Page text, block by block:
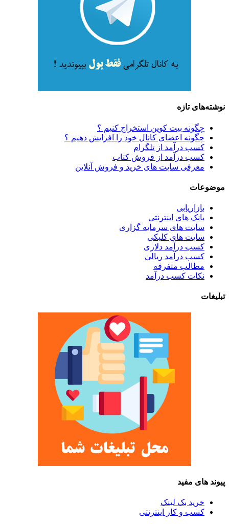
نوشته‌های تازه
چگونه بیت کوین استخراج کنیم ؟
چگونه اعضای کانال خود را افزایش دهیم ؟
کسب درآمد از تلگرام
کسب درآمد از فروش کتاب
معرفی سایت های خرید و فروش آنلاین
موضوعات
بازاریابی
بانک های اینترنتی
سایت های سرمایه گزاری
سایت های کلیکی
کسب درآمد دلاری
کسب درآمد ریالی
مطالب متفرقه
نکات کسب درآمد
تبلیغات
پیوند های مفید
خرید بک لینک
کسب و کار اینترنتی